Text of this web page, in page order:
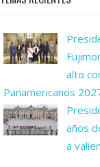
alto
Panamericanos
años
a